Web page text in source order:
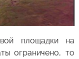
площадки на
ограничено, то